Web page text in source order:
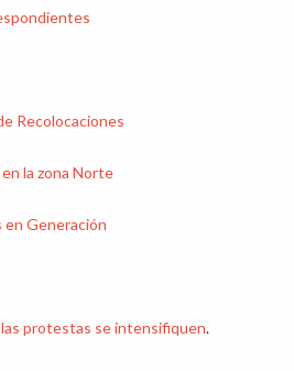
Recolocaciones
la zona Norte
Generación
las protestas se intensifiquen.